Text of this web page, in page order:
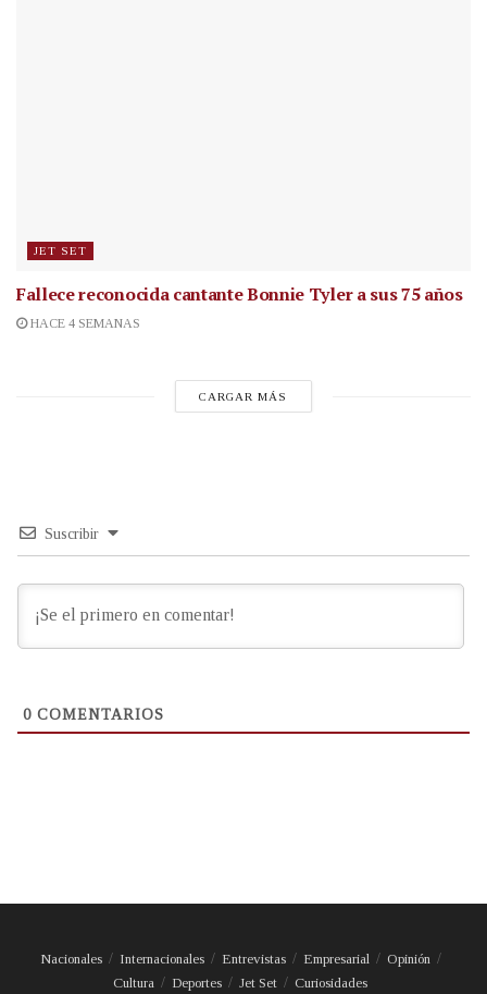
JET SET
Fallece reconocida cantanteBonnie Tyler a sus 75 años
HACE 4 SEMANAS
CARGAR MÁS
Suscribir
0 COMENTARIOS
Nacionales Internacionales Entrevistas Empresarial
Opinión
Cultura
Deportes Jet Set Curiosidades